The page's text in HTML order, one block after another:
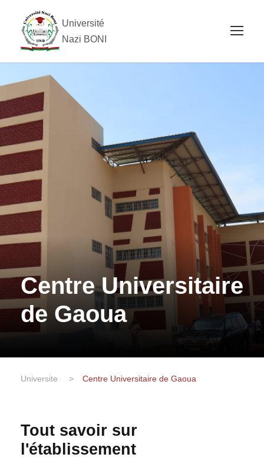
Université
Nazi BONI
Centre Universitaire
de Gaoua
Universite > Centre Universitaire de Gaoua
Tout savoir sur
l'établissement